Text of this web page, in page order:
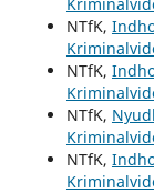
NTfK,
NTfK,
NTfK,
NTfK,